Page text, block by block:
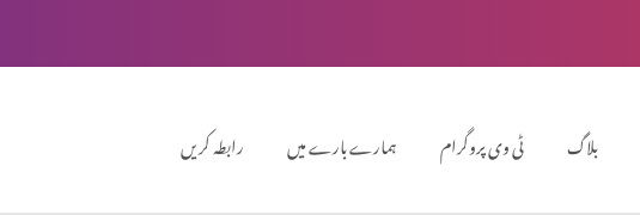
رابطہ کریں ہمارے بارے میں ٹی وی پروگرام بلاگ